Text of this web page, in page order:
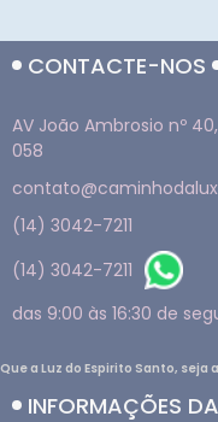
CONTACTE-NOS
AV João Ambrosio nº
058
(14) 3042-7211
(14) 3042-7211
das 9:00 às 16:30 de
Que a Luz do Espirito Santo, seja
INFORMAÇÕES